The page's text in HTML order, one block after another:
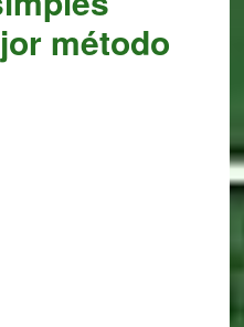
método